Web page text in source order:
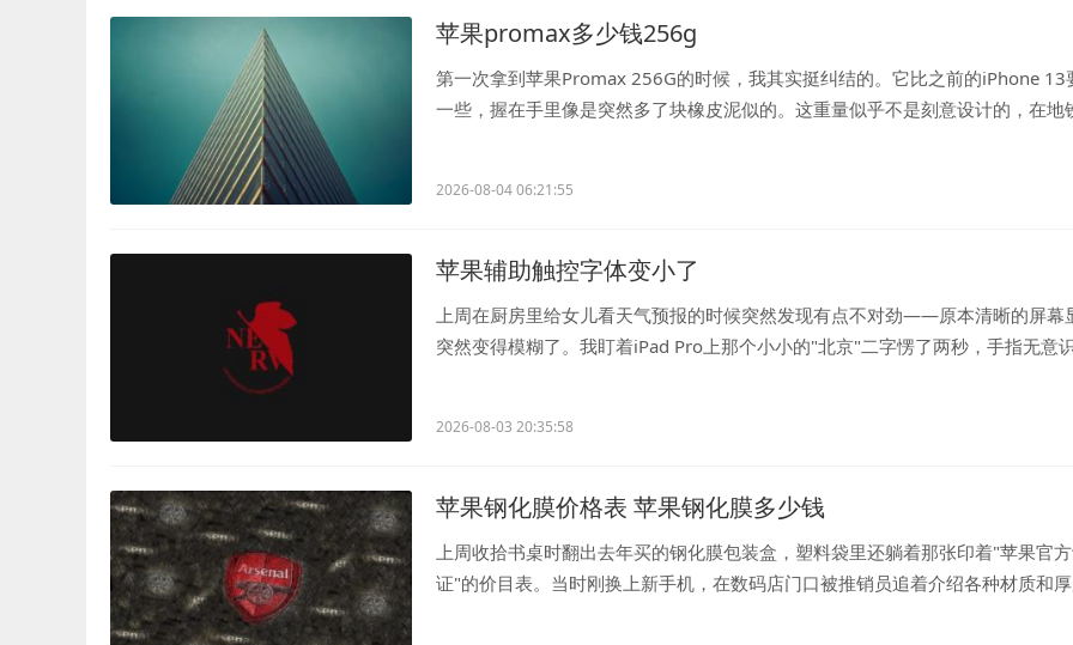
苹果promax多少钱256g
第一次拿到苹果Promax 256G的时候，我其实挺纠结的。它比之前的iPhone 13
一些，握在手里像是突然多了块橡皮泥似的。这重量似乎不是刻意设计的，在地
2026-08-04 06:21:55
苹果辅助触控字体变小了
上周在厨房里给女儿看天气预报的时候突然发现有点不对劲——原本清晰的屏幕
突然变得模糊了。我盯着iPad Pro上那个小小的"北京"二字愣了两秒，手指无意
2026-08-03 20:35:58
苹果钢化膜价格表 苹果钢化膜多少钱
上周收拾书桌时翻出去年买的钢化膜包装盒，塑料袋里还躺着那张印着"苹果官
证"的价目表。当时刚换上新手机，在数码店门口被推销员追着介绍各种材质和